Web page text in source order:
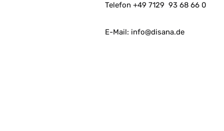
Telefon +49 7129 93 68 66 0
E-Mail: info@disana.de